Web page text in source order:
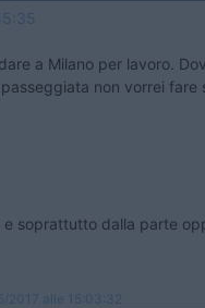
a Milano per lavoro.
non vorrei fare
soprattutto dalla parte
2017 alle 15:03:32